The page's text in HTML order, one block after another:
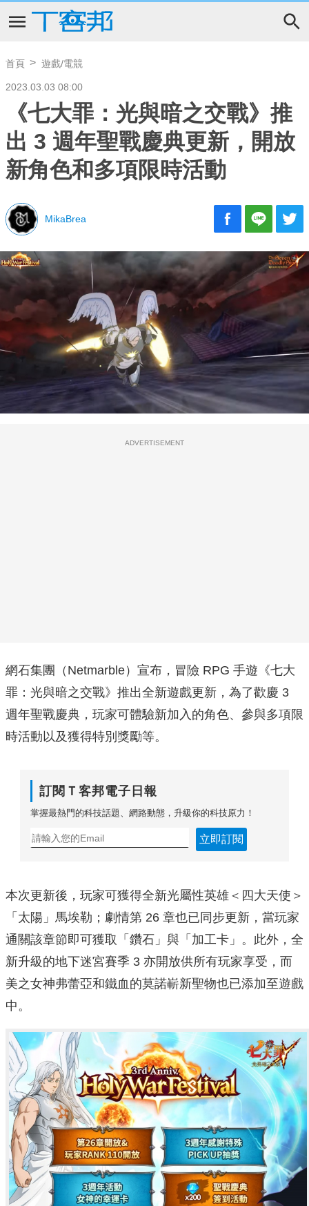
首頁 遊戲/電競
2023.03.03 08:00
《七大罪：光與暗之交戰》推
出 3 週年聖戰慶典更新，開放
新角色和多項限時活動
MikaBrea
ADVERTISEMENT
網石集團（Netmarble）宣布，冒險 RPG 手遊《七大
罪：光與暗之交戰》推出全新遊戲更新，為了歡慶 3
週年聖戰慶典，玩家可體驗新加入的角色、參與多項限
時活動以及獲得特別獎勵等。
訂閱Ｔ客邦電子日報
掌握最熱門的科技話題、網路動態，升級你的科技原力！
立即訂閱
本次更新後，玩家可獲得全新光屬性英雄＜四大天使＞
「太陽」馬埃勒；劇情第 26 章也已同步更新，當玩家
通關該章節即可獲取「鑽石」與「加工卡」。此外，全
新升級的地下迷宮賽季 3 亦開放供所有玩家享受，而
美之女神弗蕾亞和鐵血的莫諾嶄新聖物也已添加至遊戲
中。